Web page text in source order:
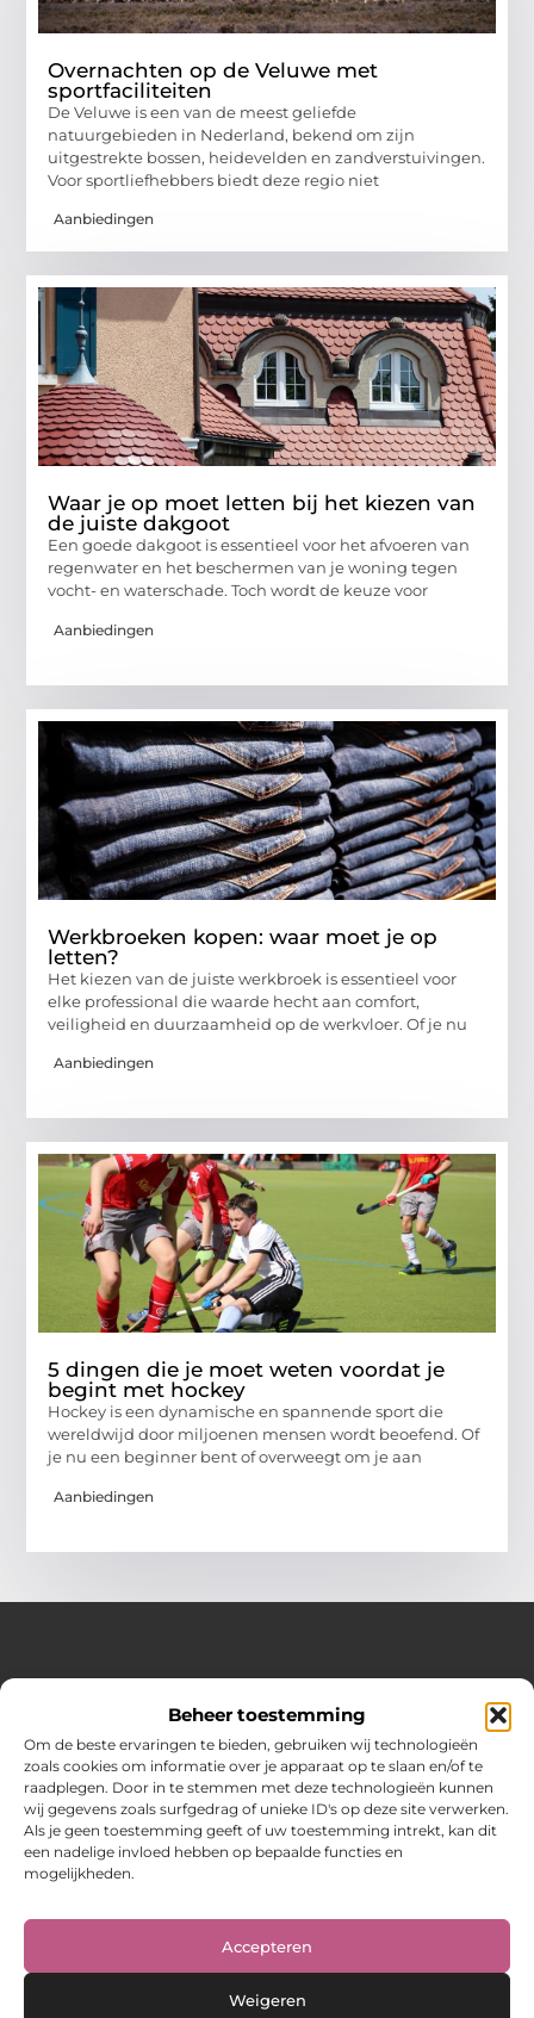
Beheer toestemming
Om de beste ervaringen te bieden, gebruiken wij technologieën
zoals cookies om informatie over je apparaat op te slaan en/of te
raadplegen. Door in te stemmen met deze technologieën kunnen
wij gegevens zoals surfgedrag of unieke ID's op deze site verwerken.
Als je geen toestemming geeft of uw toestemming intrekt, kan dit
een nadelige invloed hebben op bepaalde functies en
mogelijkheden.
Accepteren
Weigeren
Overnachten op de Veluwe met
sportfaciliteiten
De Veluwe is een van de meest geliefde
natuurgebieden in Nederland, bekend om zijn
uitgestrekte bossen, heidevelden en zandverstuivingen.
Voor sportliefhebbers biedt deze regio niet
Aanbiedingen
Waar je op moet letten bij het kiezen van
de juiste dakgoot
Een goede dakgoot is essentieel voor het afvoeren van
regenwater en het beschermen van je woning tegen
vocht- en waterschade. Toch wordt de keuze voor
Aanbiedingen
Werkbroeken kopen: waar moet je op
letten?
Het kiezen van de juiste werkbroek is essentieel voor
elke professional die waarde hecht aan comfort,
veiligheid en duurzaamheid op de werkvloer. Of je nu
Aanbiedingen
5 dingen die je moet weten voordat je
begint met hockey
Hockey is een dynamische en spannende sport die
wereldwijd door miljoenen mensen wordt beoefend. Of
je nu een beginner bent of overweegt om je aan
Aanbiedingen
Jouw bron voor inspiratie en praktische tips voor het
Verken een gevarieerde selectie blogs en artikelen boordevol
handige adviezen en verrassende inzichten om elke dag
optimaal te benutten.
Bericht categorie